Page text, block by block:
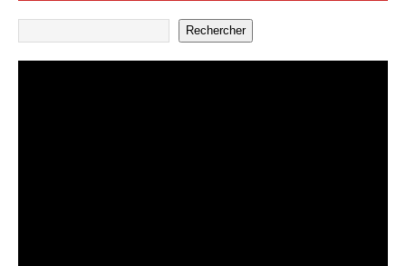
Rechercher